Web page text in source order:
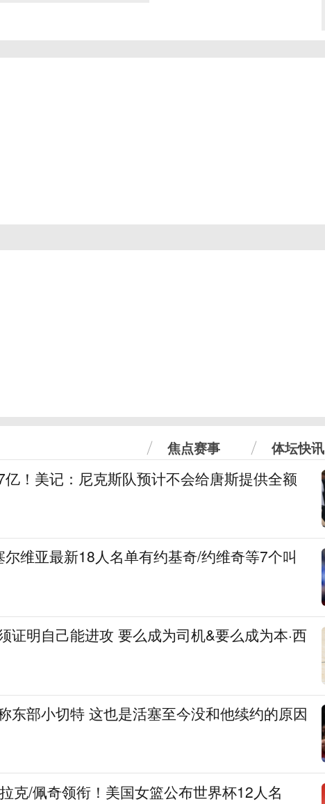
焦点赛事 体坛快讯
！美记：尼克斯队预计不会给唐斯提供全额
维亚最新18人名单有约基奇/约维奇等7个叫
证明自己能进攻 要么成为司机&要么成为本·西
东部小切特 这也是活塞至今没和他续约的原因
克/佩奇领衔！美国女篮公布世界杯12人名